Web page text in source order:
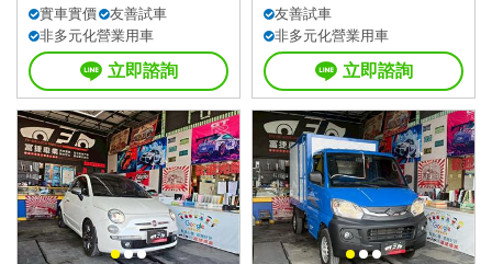
實車實價
友善試車
非多元化營業用車
立即諮詢
友善試車
非多元化營業用車
立即諮詢